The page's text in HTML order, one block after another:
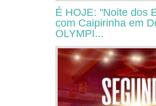
É HOJE: "Noite dos
com Caipirinha em
OLYMPI...